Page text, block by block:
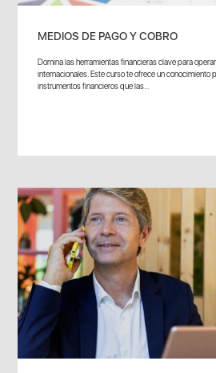
MEDIOS DE PAGO Y COBRO
Domina las herramientas financieras clave para
internacionales. Este curso te ofrece un
instrumentos financieros que las...